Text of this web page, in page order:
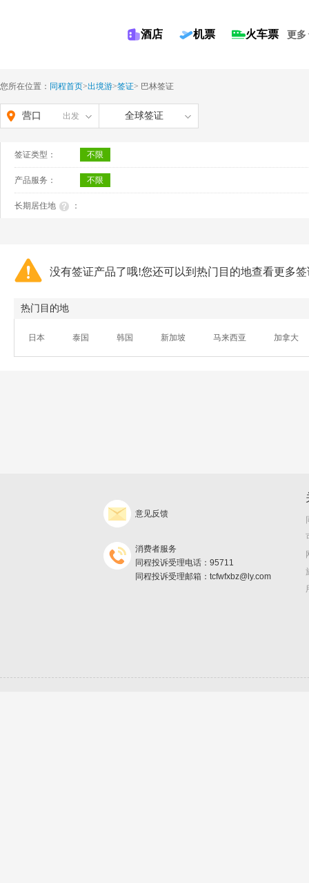
酒店 机票 火车票 更多
您所在位置： 同程首页>出境游>签证> 巴林签证
营口 出发 全球签证
签证类型： 不限
产品服务： 不限
长期居住地 ：
没有签证产品了哦!您还可以到热门目的地查看更多
热门目的地
日本 泰国 韩国 新加坡 马来西亚 加拿大
意见反馈
消费者服务
同程投诉受理电话：95711
同程投诉受理邮箱：tcfwfxbz@ly.com